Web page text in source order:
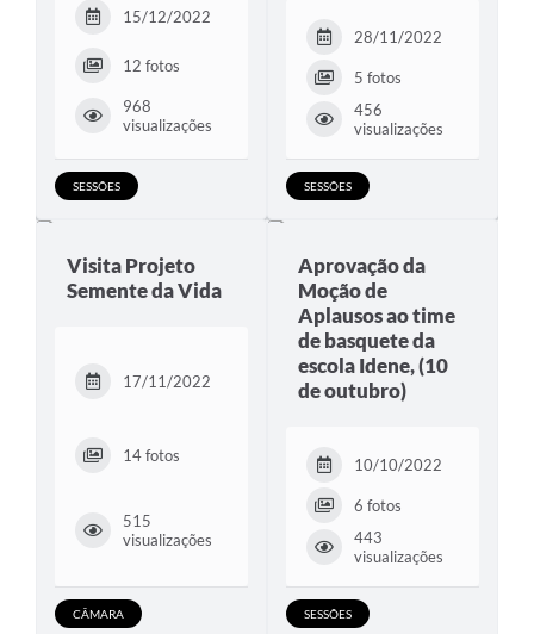
15/12/2022
12 fotos
968
visualizações
SESSÕES
28/11/2022
5 fotos
456
visualizações
SESSÕES
Visita Projeto
Semente da Vida
17/11/2022
14 fotos
515
visualizações
CÂMARA
Aprovação da
Moção de
Aplausos ao time
de basquete da
escola Idene, (10
de outubro)
10/10/2022
6 fotos
443
visualizações
SESSÕES